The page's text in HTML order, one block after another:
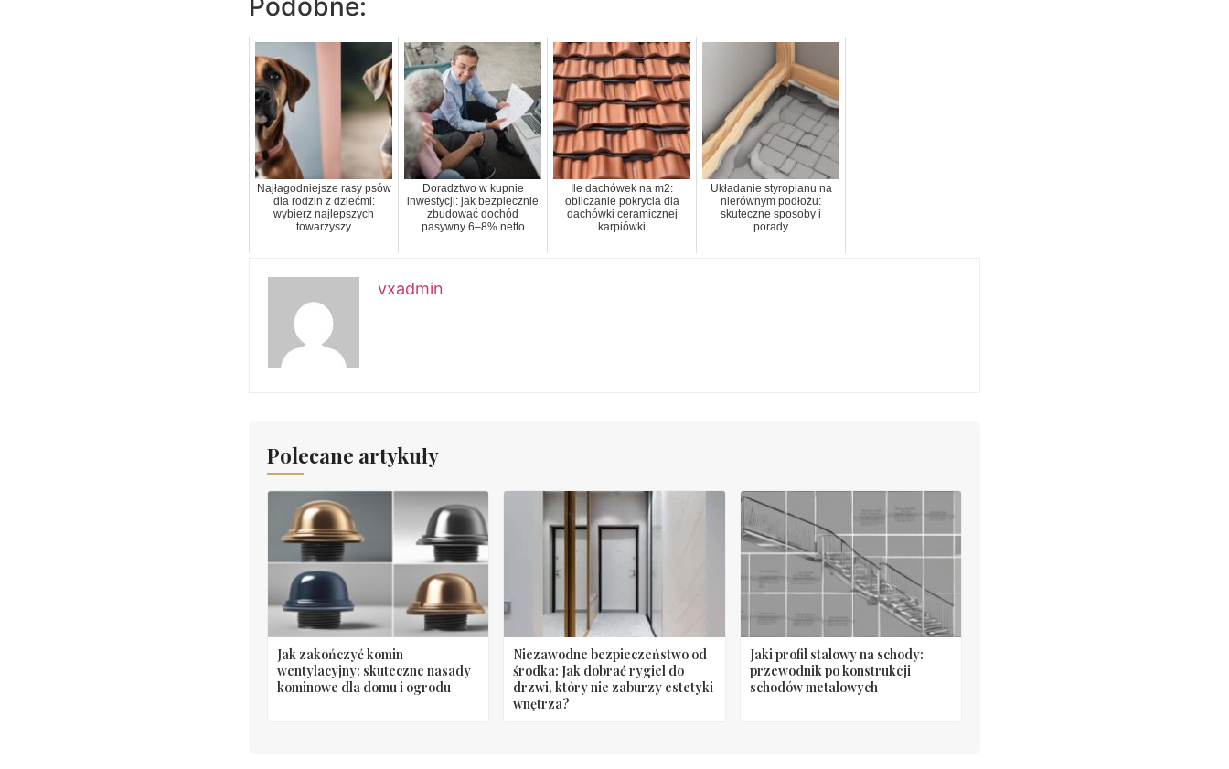
Podobne:
Najłagodniejsze rasy psów
dla rodzin z dziećmi:
wybierz najlepszych
towarzyszy
Doradztwo w kupnie
inwestycji: jak bezpiecznie
zbudować dochód
pasywny 6–8% netto
Ile dachówek na m2:
obliczanie pokrycia dla
dachówki ceramicznej
karpiówki
Układanie styropianu na
nierównym podłożu:
skuteczne sposoby i
porady
vxadmin
Polecane artykuły
Jak zakończyć komin
wentylacyjny: skuteczne nasady
kominowe dla domu i ogrodu
Niezawodne bezpieczeństwo od
środka: Jak dobrać rygiel do
drzwi, który nie zaburzy estetyki
wnętrza?
Jaki profil stalowy na schody:
przewodnik po konstrukcji
schodów metalowych